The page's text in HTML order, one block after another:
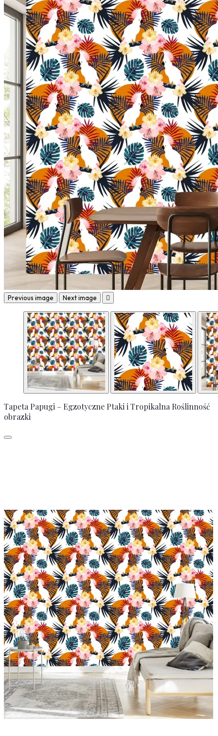
Previous image Next image 
Tapeta Papugi – Egzotyczne Ptaki i Tropikalna Roślinność
obrazki